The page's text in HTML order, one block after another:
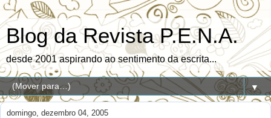
Blog da Revista P.E.N.A.
desde 2001 aspirando ao sentimento da escrita...
▼
domingo, dezembro 04, 2005